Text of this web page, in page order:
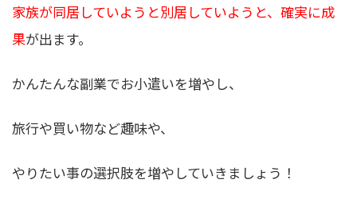
家族が同居していようと別居していようと、確実に成
果が出ます。
かんたんな副業でお小遣いを増やし、
旅行や買い物など趣味や、
やりたい事の選択肢を増やしていきましょう！